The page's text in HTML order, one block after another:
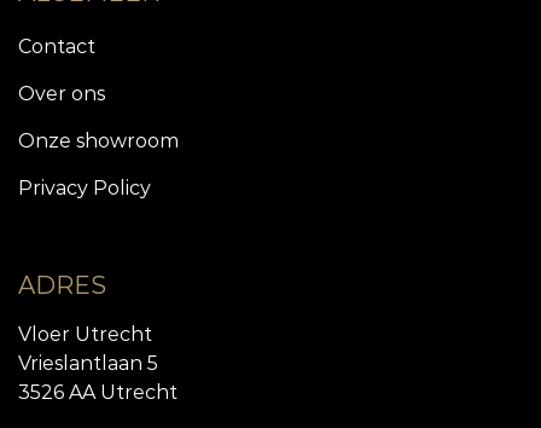
Contact
Over ons
Onze showroom
Privacy Policy
ADRES
Vloer Utrecht
Vrieslantlaan 5
3526 AA Utrecht